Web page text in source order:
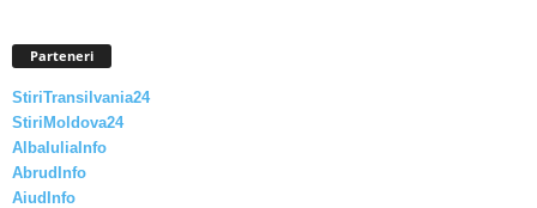
Parteneri
StiriTransilvania24
StiriMoldova24
AlbaIuliaInfo
AbrudInfo
AiudInfo